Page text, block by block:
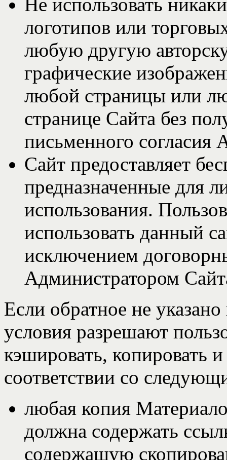
логотипов или
любую другую
графические
любой страницы или
странице Сайта без
письменного согласия
Сайт предоставляет
предназначенные для
использования.
использовать данный
исключением
Администратором
Если обратное не
условия разрешают
кэшировать, копировать
соответствии со
любая копия
должна содержать
содержащую